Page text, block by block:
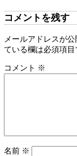
コメントを残す
メールアドレスが
ている欄は必須項目
コメント ※
名前 ※